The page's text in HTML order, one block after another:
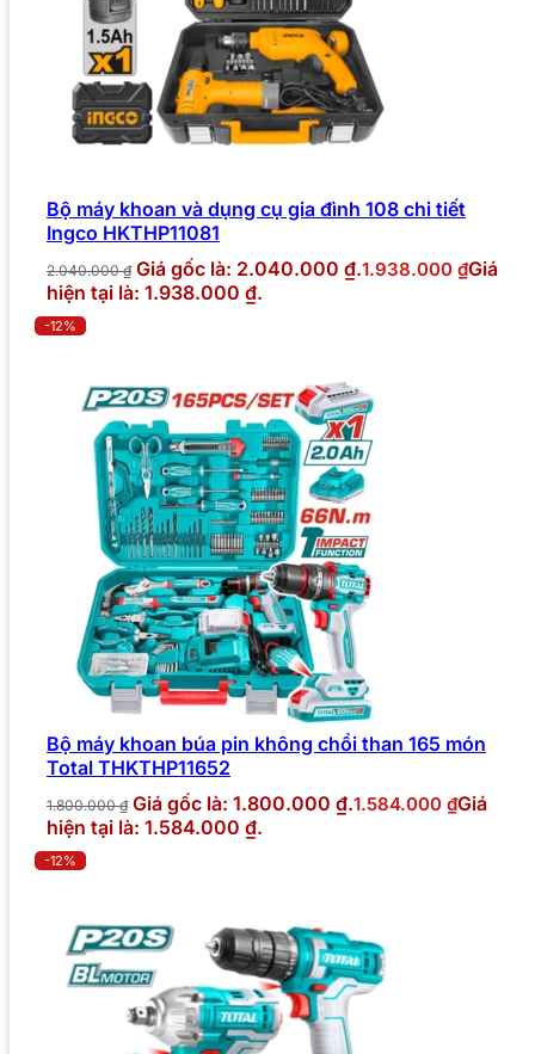
Bộ máy khoan và dụng cụ gia đình 108 chi tiết
Ingco HKTHP11081
2.040.000₫ Giá gốc là: 2.040.000 ₫.1.938.000 ₫Giá
hiện tại là: 1.938.000 ₫.
-12%
Bộ máy khoan búa pin không chổi than 165 món
Total THKTHP11652
1.800.000₫ Giá gốc là: 1.800.000 ₫.1.584.000 ₫Giá
hiện tại là: 1.584.000 ₫.
-12%